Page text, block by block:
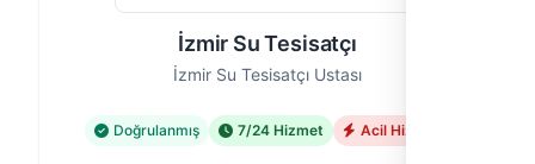
İzmir Su Tesisatçı
İzmir Su Tesisatçı Ustası
Doğrulanmış 7/24 Hizmet Acil Hizmet